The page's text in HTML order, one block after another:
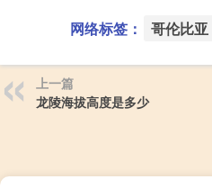
网络标签： 哥伦比亚
上一篇
龙陵海拔高度是多少